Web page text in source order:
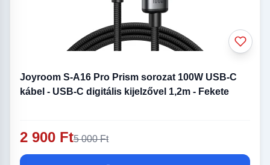
Joyroom S-A16 Pro Prism sorozat 100W USB-C
kábel - USB-C digitális kijelzővel 1,2m - Fekete
2 900 Ft5 000 Ft